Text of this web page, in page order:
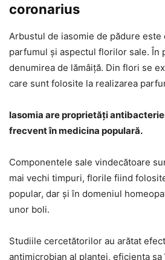
coronarius
Arbustul de iasomie de pădure
parfumul și aspectul florilor sale. În
denumirea de lămâiță. Din flori se
care sunt folosite la realizarea
Iasomia are proprietăți
frecvent în medicina populară.
Componentele sale vindecătoare
mai vechi timpuri, florile fiind
popular, dar și în domeniul
unor boli.
Studiile cercetătorilor au arătat
antimicrobian al plantei, eficiența